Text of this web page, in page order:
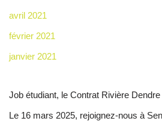
avril 2021
février 2021
janvier 2021
Job étudiant, le Contrat Rivière
Le 16 mars 2025, rejoignez-nous à